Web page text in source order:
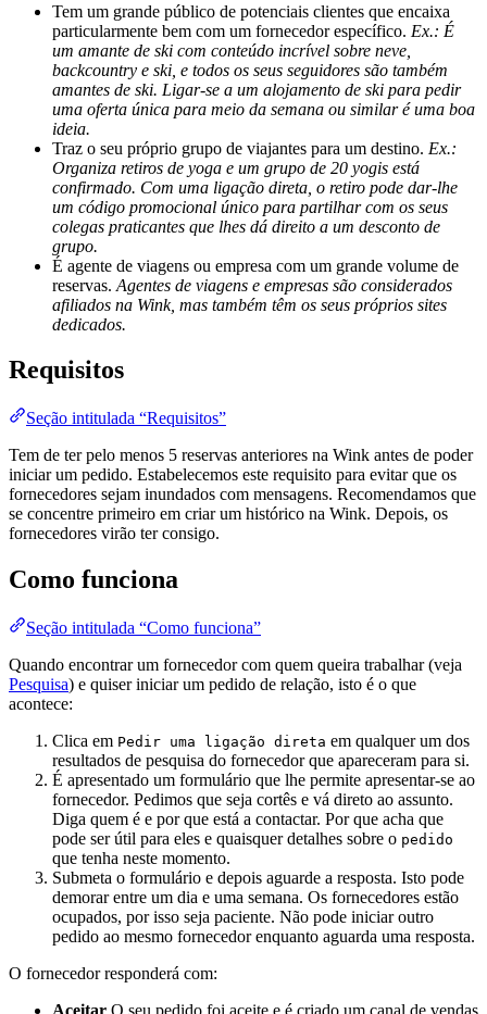
Tem um grande público de potenciais clientes que encaixa
particularmente bem com um fornecedor específico. Ex.: É
um amante de ski com conteúdo incrível sobre neve,
backcountry e ski, e todos os seus seguidores são também
amantes de ski. Ligar-se a um alojamento de ski para pedir
uma oferta única para meio da semana ou similar é uma boa
ideia.
Traz o seu próprio grupo de viajantes para um destino. Ex.:
Organiza retiros de yoga e um grupo de 20 yogis está
confirmado. Com uma ligação direta, o retiro pode dar-lhe
um código promocional único para partilhar com os seus
colegas praticantes que lhes dá direito a um desconto de
grupo.
É agente de viagens ou empresa com um grande volume de
reservas. Agentes de viagens e empresas são considerados
afiliados na Wink, mas também têm os seus próprios sites
dedicados.
Requisitos
Seção intitulada “Requisitos”
Tem de ter pelo menos 5 reservas anteriores na Wink antes de poder
iniciar um pedido. Estabelecemos este requisito para evitar que os
fornecedores sejam inundados com mensagens. Recomendamos que
se concentre primeiro em criar um histórico na Wink. Depois, os
fornecedores virão ter consigo.
Como funciona
Seção intitulada “Como funciona”
Quando encontrar um fornecedor com quem queira trabalhar (veja
Pesquisa) e quiser iniciar um pedido de relação, isto é o que
acontece:
Clica em Pedir uma ligação direta em qualquer um dos
resultados de pesquisa do fornecedor que apareceram para si.
É apresentado um formulário que lhe permite apresentar-se ao
fornecedor. Pedimos que seja cortês e vá direto ao assunto.
Diga quem é e por que está a contactar. Por que acha que
pode ser útil para eles e quaisquer detalhes sobre o pedido
que tenha neste momento.
Submeta o formulário e depois aguarde a resposta. Isto pode
demorar entre um dia e uma semana. Os fornecedores estão
ocupados, por isso seja paciente. Não pode iniciar outro
pedido ao mesmo fornecedor enquanto aguarda uma resposta.
O fornecedor responderá com: